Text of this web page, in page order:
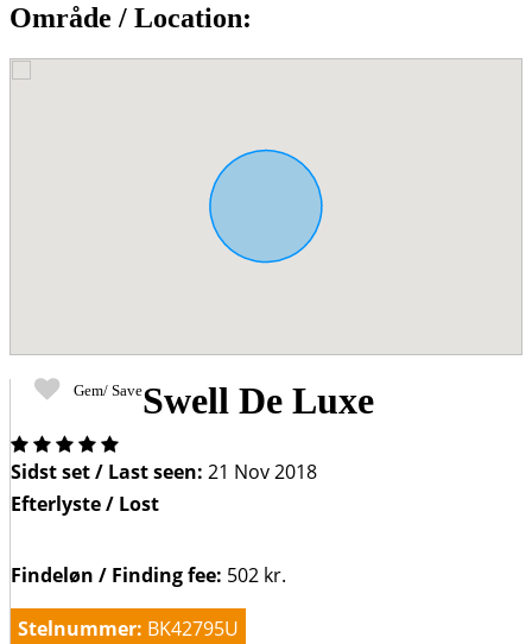
Område / Location:
Gem/ SaveSwell De Luxe
Four
out
Five
Sidst set / Last seen: 21 Nov 2018
Efterlyste / Lost
Findeløn / Finding fee: 502 kr.
Stelnummer: BK42795U